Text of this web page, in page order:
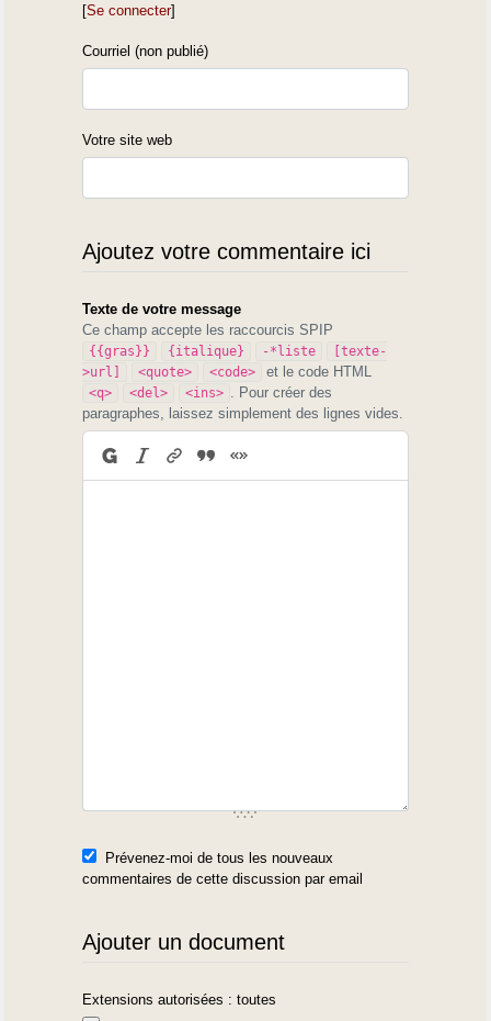
[Se connecter]
Courriel (non publié)
Votre site web
Ajoutez votre commentaire ici
Texte de votre message
Ce champ accepte les raccourcis SPIP
{{gras}} {italique} -*liste
[texte-
>url]
<quote> <code> et le code HTML
<q> <del> <ins>
. Pour créer des
paragraphes, laissez simplement des lignes vides.
Prévenez-moi de tous les nouveaux
commentaires de cette discussion par email
Ajouter un document
Extensions autorisées : toutes